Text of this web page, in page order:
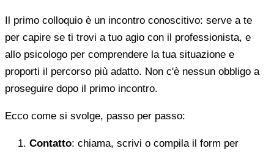
Il primo colloquio è un incontro conoscitivo: serve a te
per capire se ti trovi a tuo agio con il professionista, e
allo psicologo per comprendere la tua situazione e
proporti il percorso più adatto. Non c'è nessun obbligo a
proseguire dopo il primo incontro.
Ecco come si svolge, passo per passo:
Contatto: chiama, scrivi o compila il form per